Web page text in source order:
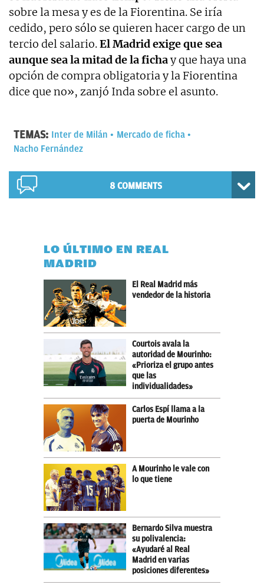
sobre la mesa y es de la Fiorentina. Se iría
cedido, pero sólo se quieren hacer cargo de un
tercio del salario.El Madrid exige que sea
aunque sea la mitad de la fichay que haya una
opción de compra obligatoria y la Fiorentina
dice que no», zanjó Inda sobre el asunto.
TEMAS: Inter de Milán
Mercado de ficha
Nacho Fernández
8 COMMENTS
LO ÚLTIMO EN REAL
MADRID
El Real Madrid más
vendedor de la historia
Courtois avala la
autoridad de Mourinho:
«Prioriza el grupo antes
que las
individualidades»
Carlos Espí llama a la
puerta de Mourinho
A Mourinho le vale con
lo que tiene
Bernardo Silva muestra
su polivalencia:
«Ayudaré al Real
Madrid en varias
posiciones diferentes»